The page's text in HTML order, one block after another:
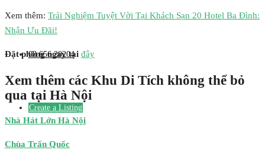
08 656 20204
Create a Listing
Xem thêm: Trải Nghiệm Tuyệt Vời Tại Khách Sạn 20 Hotel Ba Đình:
Nhận Ưu Đãi!
Đặt phòng ngay tại đây
Xem thêm các Khu Di Tích không thể bỏ
qua tại Hà Nội
Nhà Hát Lớn Hà Nội
Chùa Trấn Quốc